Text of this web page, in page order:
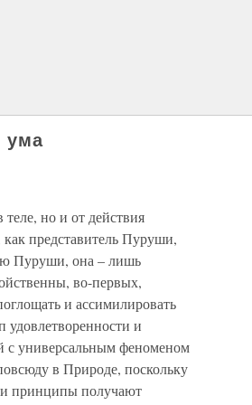
ума
но и от действия
представитель Пуруши,
Пуруши, она – лишь
во-первых,
и ассимилировать
и
с универсальным феноменом
в Природе, поскольку
принципы получают